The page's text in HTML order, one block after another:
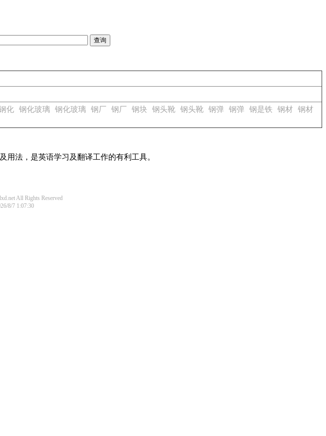
化 钢化玻璃 钢化玻璃 钢厂 钢厂 钢块 钢头靴 钢头靴 钢弹 钢弹 钢是铁 钢材 钢材
用法，是英语学习及翻译工作的有利工具。
All Rights Reserved
8/7 1:07:30